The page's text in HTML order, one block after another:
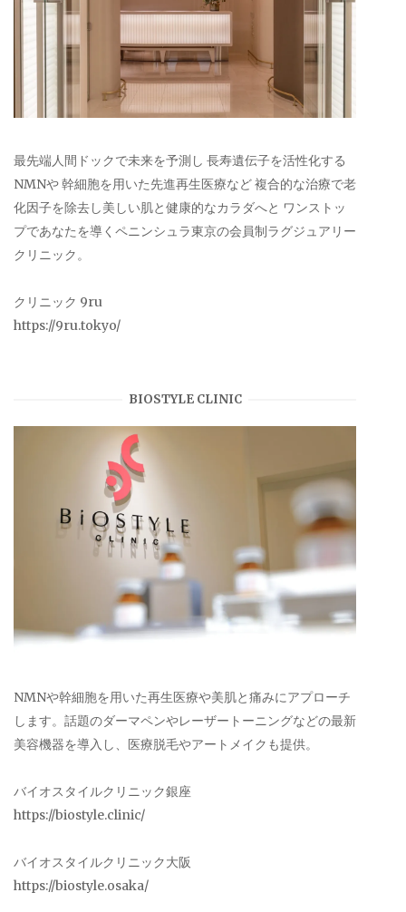
最先端人間ドックで未来を予測し 長寿遺伝子を活性化する
NMNや 幹細胞を用いた先進再生医療など 複合的な治療で老
化因子を除去し美しい肌と健康的なカラダへと ワンストッ
プであなたを導くペニンシュラ東京の会員制ラグジュアリー
クリニック。
クリニック 9ru
https://9ru.tokyo/
BIOSTYLE CLINIC
NMNや幹細胞を用いた再生医療や美肌と痛みにアプローチ
します。話題のダーマペンやレーザートーニングなどの最新
美容機器を導入し、医療脱毛やアートメイクも提供。
バイオスタイルクリニック銀座
https://biostyle.clinic/
バイオスタイルクリニック大阪
https://biostyle.osaka/